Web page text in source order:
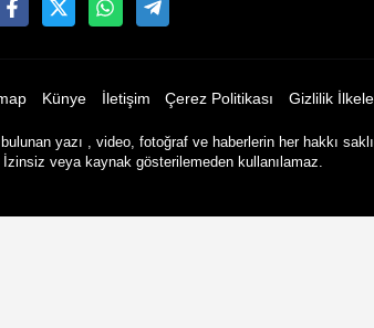
Künye İletişim Çerez Politikası Gizlilik
yazı , video, fotoğraf ve haberlerin her hakkı
İzinsiz veya kaynak gösterilemeden kullanılamaz.